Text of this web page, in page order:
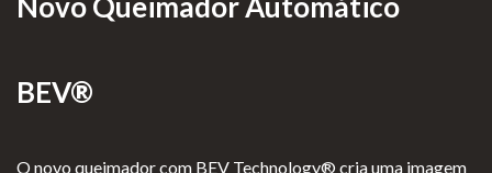
Novo Queimador Automático
BEV®
O novo queimador com BEV Technology® cria uma imagem